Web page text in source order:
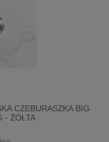
CZEBURASZKA BIG
- ŻÓŁTA